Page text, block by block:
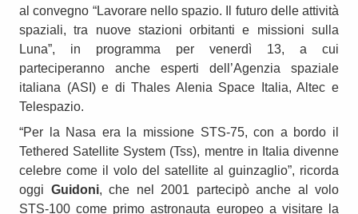
al convegno “Lavorare nello spazio. Il futuro delle attività
spaziali, tra nuove stazioni orbitanti e missioni sulla
Luna”, in programma per venerdì 13, a cui
parteciperanno anche esperti dell’Agenzia spaziale
italiana (ASI) e di Thales Alenia Space Italia, Altec e
Telespazio.
“Per la Nasa era la missione STS-75, con a bordo il
Tethered Satellite System (Tss), mentre in Italia divenne
celebre come il volo del satellite al guinzaglio”, ricorda
oggi Guidoni, che nel 2001 partecipò anche al volo
STS-100 come primo astronauta europeo a visitare la